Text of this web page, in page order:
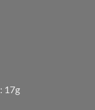
: 17g